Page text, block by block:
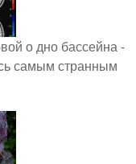
о дно бассейна -
самым странным